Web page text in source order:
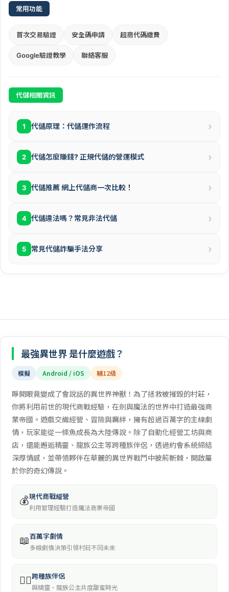
常用功能
首次交易驗證 安全碼申請 超商代碼繳費
Google驗證教學 聯絡客服
代儲相關資訊
1 代儲原理：代儲運作流程 ›
2 代儲怎麼賺錢? 正規代儲的營運模式 ›
3 代儲推薦 網上代儲商一次比較！ ›
4 代儲違法嗎？常見非法代儲 ›
5 常見代儲詐騙手法分享 ›
最強異世界 是什麼遊戲？
模擬 Android / iOS 輔12級
睜開眼竟變成了會說話的異世界神獸！為了拯救被摧毀的村莊，
你將利用前世的現代商戰經驗，在劍與魔法的世界中打造最強商
業帝國。遊戲交織經營、冒險與羈絆，擁有超過百萬字的主線劇
情，玩家能從一條魚成長為大陸傳說。除了自動化經營工坊與商
店，還能邂逅精靈、龍族公主等跨種族伴侶，透過約會系統締結
深厚情感，並帶領夥伴在華麗的異世界戰鬥中披荊斬棘，開啟屬
於你的奇幻傳說。
💰現代商戰經營
利用管理經驗打造魔法商業帝國
📖百萬字劇情
多線劇情決策引領村莊不同未來
🧜‍♀️跨種族伴侶
與精靈、龍族公主共度甜蜜時光